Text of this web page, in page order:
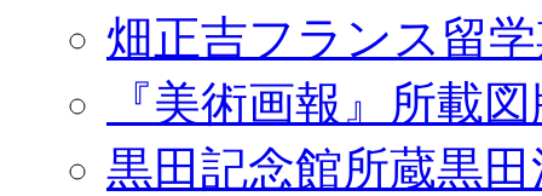
畑正吉フランス留
『美術画報』所載
黒田記念館所蔵黒